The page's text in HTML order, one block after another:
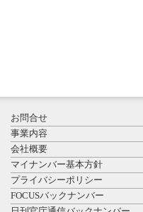
お問合せ
事業内容
会社概要
マイナンバー基本方針
プライバシーポリシー
FOCUSバックナンバー